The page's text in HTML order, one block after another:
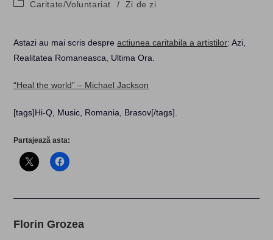
PostCaritate/Voluntariat / Zi de zi
Astazi au mai scris despreactiunea caritabila a artistilor: Azi,
Realitatea Romaneasca, Ultima Ora.
“Heal the world” – Michael Jackson
[tags]Hi-Q, Music, Romania, Brasov[/tags]
Partajează asta:
Florin Grozea